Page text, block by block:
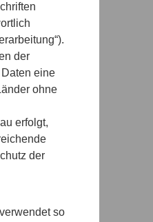
der
eine
ohne
erfolgt,
der
so